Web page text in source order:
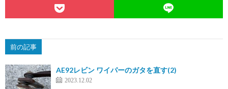
前の記事
AE92レビン ワイパーのガタを直す(2)
2023.12.02